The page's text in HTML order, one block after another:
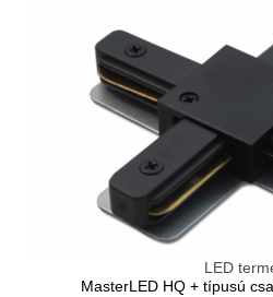
LED
MasterLED HQ + típusú